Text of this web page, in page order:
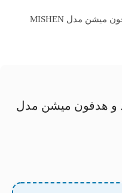
و هدفون میشن مدل